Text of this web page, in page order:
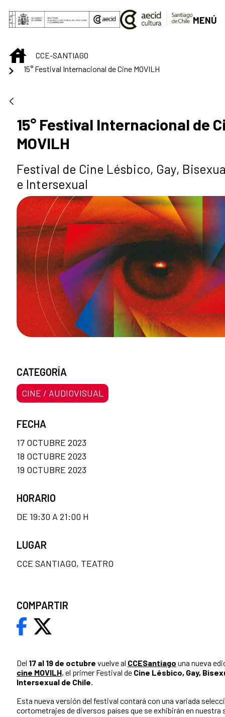
Saltar al contenido principal
MENÚ
INICIOCCE-SANTIAGO
15° Festival Internacional de Cine MOVILH
15° Festival Internacional de
MOVILH
Festival de Cine Lésbico, Gay,
e Intersexual
Del 17 al 19 de octubre vuelve al CCESantiago una nueva
cine MOVILH, el primer Festival de Cine Lésbico, Gay,
Intersexual de Chile.
Esta nueva versión del festival contará con una variada
cortometrajes de diversos países que se exhibirán en nuestra
CATEGORÍA
CINE / AUDIOVISUAL
FECHA
17 OCTUBRE 2023
18 OCTUBRE 2023
19 OCTUBRE 2023
HORARIO
DE 19:30 A 21:00 H
LUGAR
CCE SANTIAGO, TEATRO
COMPARTIR